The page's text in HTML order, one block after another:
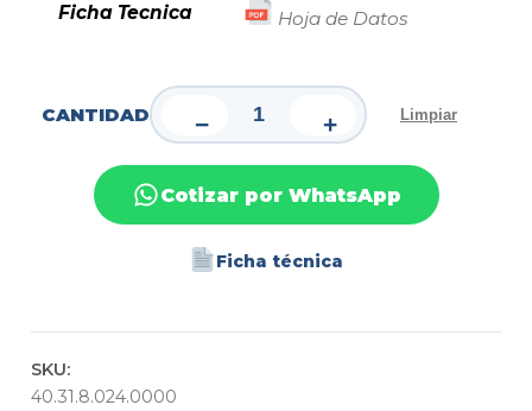
Ficha Tecnica
Hoja de Datos
CANTIDAD − + Limpiar
Cotizar por WhatsApp
Ficha técnica
SKU:
40.31.8.024.0000